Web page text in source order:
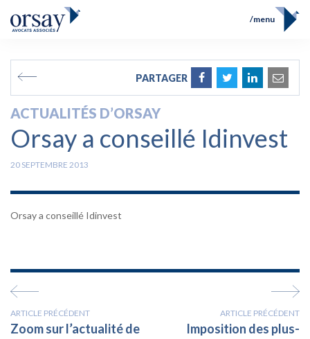
FR
menu
Compétences
Prix et Distinctions
Opérations
Actualités
Contact
PARTAGER
ACTUALITÉS D’ORSAY
Orsay a conseillé Idinvest
20 SEPTEMBRE 2013
Orsay a conseillé Idinvest
ARTICLE PRÉCÉDENT
Zoom sur l’actualité de
ARTICLE PRÉCÉDENT
Imposition des plus-